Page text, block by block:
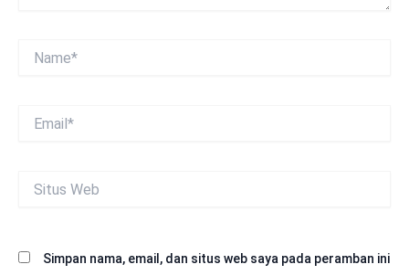
Web
Simpan nama, email, dan situs web saya pada peramban ini